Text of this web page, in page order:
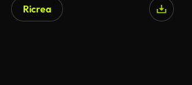
Ricrea